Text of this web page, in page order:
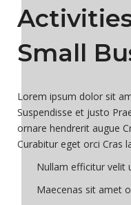
Small
Lorem ipsum dolor sit
Suspendisse et justo
ornare hendrerit augue
Curabitur eget orci Cras
Nullam efficitur velit
Maecenas sit amet